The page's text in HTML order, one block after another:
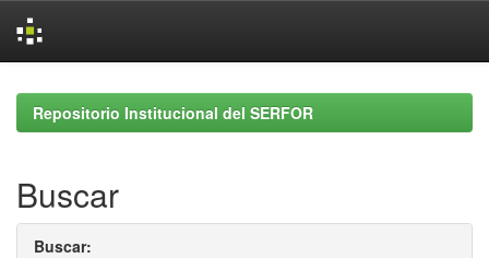
navigationRepositorio Institucional del SERFOR
Buscar
Buscar: